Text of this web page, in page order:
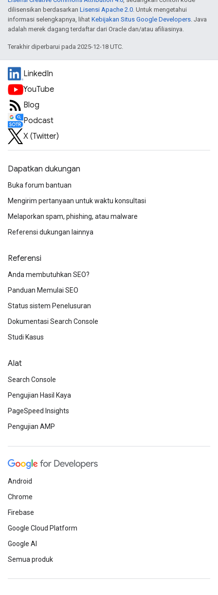
dilisensikan berdasarkan Lisensi Apache 2.0. Untuk mengetahui
informasi selengkapnya, lihat Kebijakan Situs Google Developers. Java
adalah merek dagang terdaftar dari Oracle dan/atau afiliasinya.
Terakhir diperbarui pada 2025-12-18 UTC.
LinkedIn
YouTube
Blog
Podcast
X (Twitter)
Dapatkan dukungan
Buka forum bantuan
Mengirim pertanyaan untuk waktu konsultasi
Melaporkan spam, phishing, atau malware
Referensi dukungan lainnya
Referensi
Anda membutuhkan SEO?
Panduan Memulai SEO
Status sistem Penelusuran
Dokumentasi Search Console
Studi Kasus
Alat
Search Console
Pengujian Hasil Kaya
PageSpeed Insights
Pengujian AMP
Android
Chrome
Firebase
Google Cloud Platform
Google AI
Semua produk